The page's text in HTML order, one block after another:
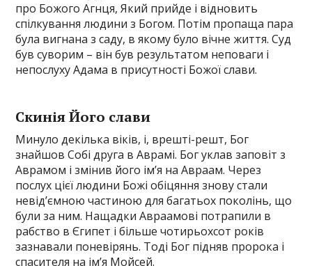
про Божого Агнця, Який прийде і відновить
спілкування людини з Богом. Потім пропаща пара
була вигнана з саду, в якому було вічне життя. Суд
був суворим – він був результатом неповаги і
непослуху Адама в присутності Божої слави.
Скинія Його слави
Минуло декілька віків, і, врешті-решт, Бог
знайшов Собі друга в Аврамі. Бог уклав заповіт з
Аврамом і змінив його ім’я на Авраам. Через
послух цієї людини Божі обіцяння знову стали
невід’ємною частиною для багатьох поколінь, що
були за ним. Нащадки Авраамові потрапили в
рабство в Єгипет і більше чотирьохсот років
зазнавали поневірянь. Тоді Бог підняв пророка і
спасителя на ім’я Мойсей.